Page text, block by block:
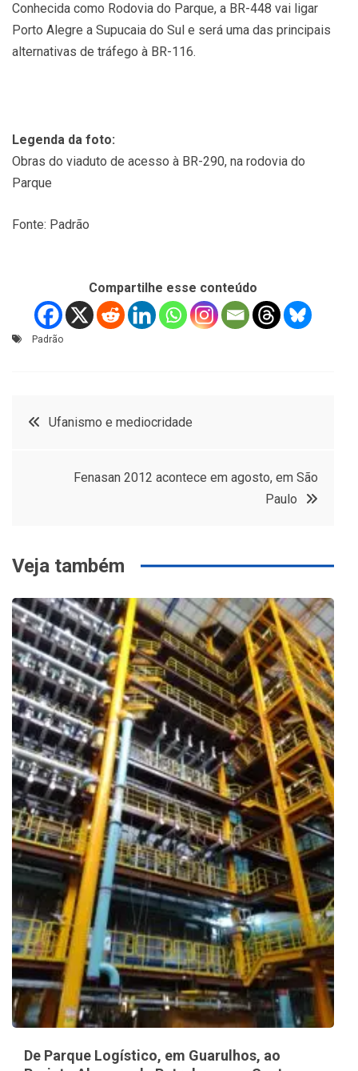
Conhecida como Rodovia do Parque, a BR-448 vai ligar
Porto Alegre a Supucaia do Sul e será uma das principais
alternativas de tráfego à BR-116.
Legenda da foto:
Obras do viaduto de acesso à BR-290, na rodovia do
Parque
Fonte: Padrão
Compartilhe esse conteúdo
Padrão
Navegação
Ufanismo e mediocridade
Fenasan 2012 acontece em agosto, em São
Paulo
Veja também
De Parque Logístico, em Guarulhos, ao